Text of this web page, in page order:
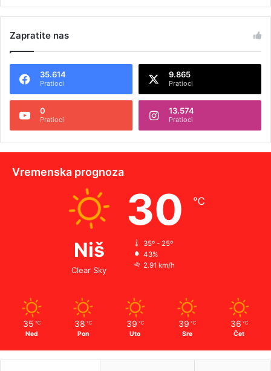
Zapratite nas
35.614
Pratioci
9.865
Pratioci
0
Pratioci
13.574
Pratioci
Vremenska prognoza
Niš
Clear Sky
30 ℃
35º - 25º
43%
2.91 km/h
35 ℃
Ned
38 ℃
Pon
39 ℃
Uto
39 ℃
Sre
36 ℃
Čet